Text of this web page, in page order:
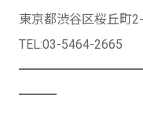
東京都渋谷区桜丘町
TEL:03-5464-2665
━━━